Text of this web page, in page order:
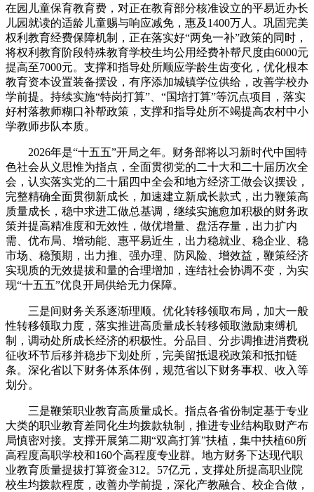
在园儿童保育教育费，对正在教育部分核准设立的平易近办长
儿园就读的适龄儿童赐与响应减免，惠及1400万人。巩固完美
权利教育经费保障机制，正在落实好“两免一补”政策的同时，
将权利教育阶段特殊教育学校生均公用经费补帮尺度由6000元
提高至7000元。支撑和指导处所顺应学龄生齿变化，优化根本
教育资本设置装备摆设，有序添加城镇学位供给，改善学校办
学前提。持续实施“特岗打算”、“国培打算”等沉点项目，落实
好村落教师糊口补帮政策，支撑和指导处所不竭提高农村中小
学教师步队本质。
2026年是“十五五”开局之年。财务部将以习新时代中国特
色社会从义思惟为指点，全面贯彻党的二十大和二十届历次全
会，认实落实党的二十届四中全会和地方经济工做会议摆设，
完整精确全面贯彻新成长，加速建立新成长款式，出力鞭策高
质量成长，稳中求进工做总基调，继续实施愈加积极的财务政
策并提高精准度和无效性，做优增量、盘活存量，出力扩内
需、优布局、增动能、惠平易近生，出力稳就业、稳企业、稳
市场、稳预期，出力推、强办理、防风险、增效益，鞭策经济
实现质的无效提拔和量的合理增加，连结社会协调不变，为实
现“十五五”优良开局供给无力保障。
三是间财务关系逐渐理顺。优化转移领取布局，加大一般
性转移领取力度，落实推进高质量成长转移领取激励束缚机
制，调动处所成长经济的积极性。分品目、分步调推进消费税
征收环节后移并稳步下划处所，完美留抵退税政策和抵扣链
条。深化省以下财务体系体例，规范省以下财务事权、收入等
划分。
三是鞭策职业教育高质量成长。指点各省份制定基于专业
大类的职业教育差同化生均拨款轨制，推进专业结构取财产布
局慎密对接。支撑开展第二期“双高打算”扶植，集中扶植60所
高程度高职学校和160个高程度专业群。地方财务下达现代职
业教育质量提拔打算资金312。57亿元，支撑处所提高职业院
校生均拨款程度，改善办学前提，深化产教融合、校企合做，